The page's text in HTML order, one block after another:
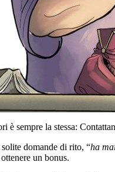
è sempre la stessa:
domande di rito, “ha
un bonus.